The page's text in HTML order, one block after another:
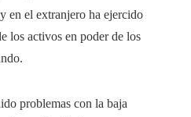
en el extranjero ha ejercido
los activos en poder de los
problemas con la baja